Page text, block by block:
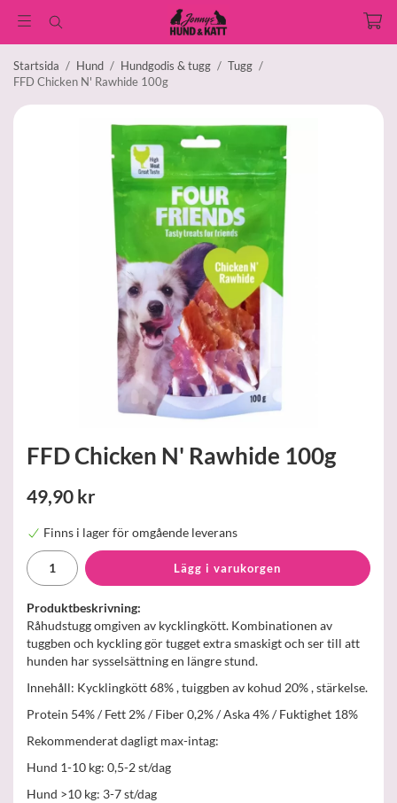
Startsida / Hund / Hundgodis & tugg / Tugg /
FFD Chicken N' Rawhide 100g
FFD Chicken N' Rawhide 100g
49,90 kr
Finns i lager för omgående leverans
Lägg i varukorgen
Produktbeskrivning:
Råhudstugg omgiven av kycklingkött. Kombinationen av
tuggben och kyckling gör tugget extra smaskigt och ser till att
hunden har sysselsättning en längre stund.
Innehåll: Kycklingkött 68% , tuiggben av kohud 20% , stärkelse.
Protein 54% / Fett 2% / Fiber 0,2% / Aska 4% / Fuktighet 18%
Rekommenderat dagligt max-intag:
Hund 1-10 kg: 0,5-2 st/dag
Hund >10 kg: 3-7 st/dag